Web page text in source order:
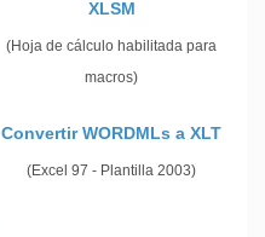
XLSM
(Hoja de cálculo habilitada para
macros)
Convertir WORDMLs a XLT
(Excel 97 - Plantilla 2003)